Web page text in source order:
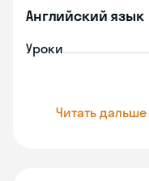
Английский язык
Уроки
Читать дальше